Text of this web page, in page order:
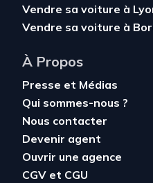
Vendre sa voiture à
Vendre sa voiture à
À Propos
Presse et Médias
Qui sommes-nous ?
Nous contacter
Devenir agent
Ouvrir une agence
CGV et CGU